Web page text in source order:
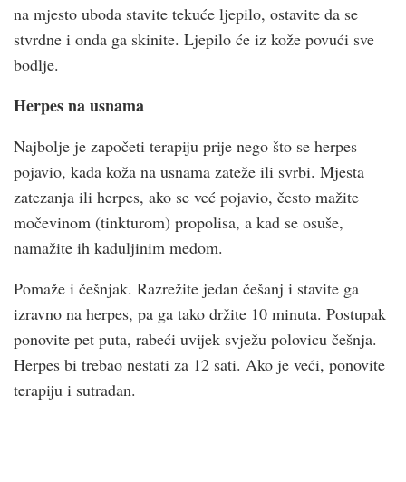
na mjesto uboda stavite tekuće ljepilo, ostavite da se
stvrdne i onda ga skinite. Ljepilo će iz kože povući sve
bodlje.
Herpes na usnama
Najbolje je započeti terapiju prije nego što se herpes
pojavio, kada koža na usnama zateže ili svrbi. Mjesta
zatezanja ili herpes, ako se već pojavio, često mažite
močevinom (tinkturom) propolisa, a kad se osuše,
namažite ih kaduljinim medom.
Pomaže i češnjak. Razrežite jedan češanj i stavite ga
izravno na herpes, pa ga tako držite 10 minuta. Postupak
ponovite pet puta, rabeći uvijek svježu polovicu češnja.
Herpes bi trebao nestati za 12 sati. Ako je veći, ponovite
terapiju i sutradan.